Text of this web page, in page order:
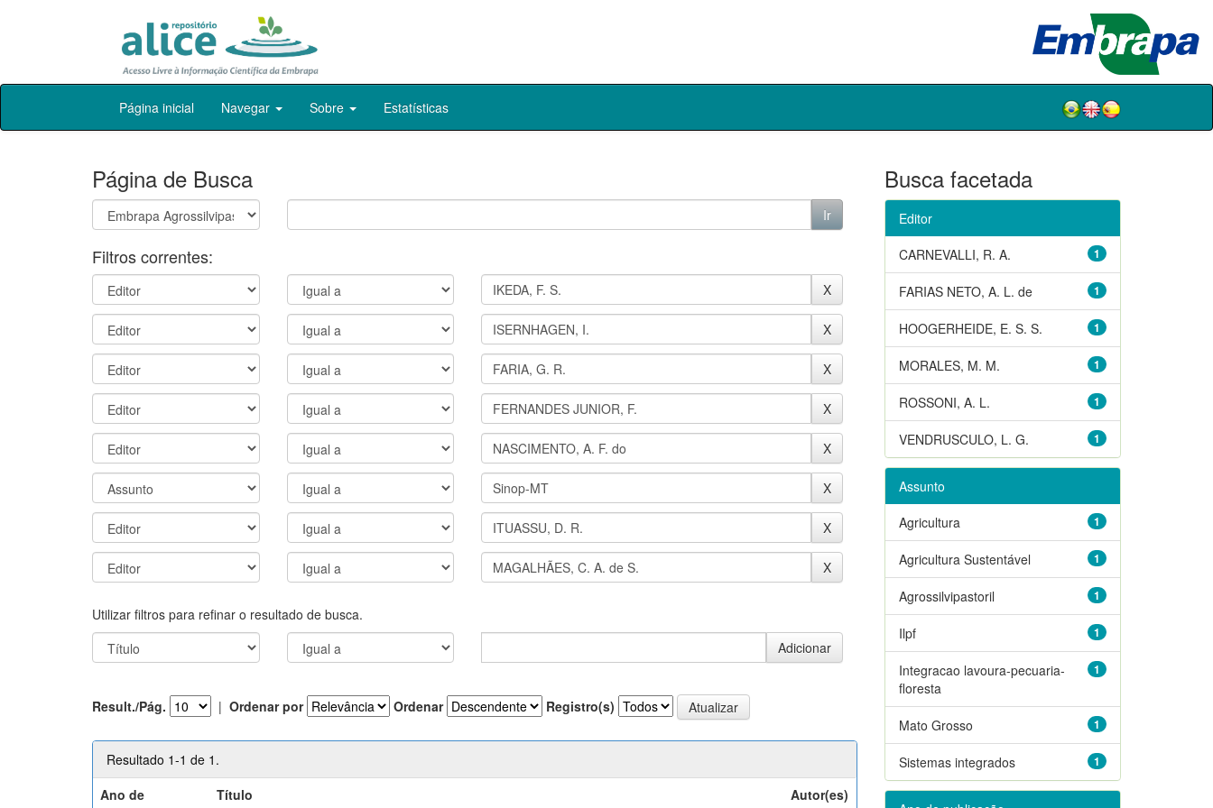
Skip
Página inicial Navegar Sobre Estatísticas
Página de Busca
Filtros correntes:
Utilizar filtros para refinar o resultado de busca.
Result./Pág. | Ordenar por Ordenar Registro(s)
Resultado 1-1 de 1.
Ano de
Título Autor(es)
Busca facetada
Editor
1
CARNEVALLI, R. A.
1
FARIAS NETO, A. L. de
1
HOOGERHEIDE, E. S. S.
1
MORALES, M. M.
1
ROSSONI, A. L.
1
VENDRUSCULO, L. G.
Assunto
1
Agricultura
1
Agricultura Sustentável
1
Agrossilvipastoril
1
Ilpf
1
Integracao lavoura-pecuaria-
floresta
1
Mato Grosso
1
Sistemas integrados